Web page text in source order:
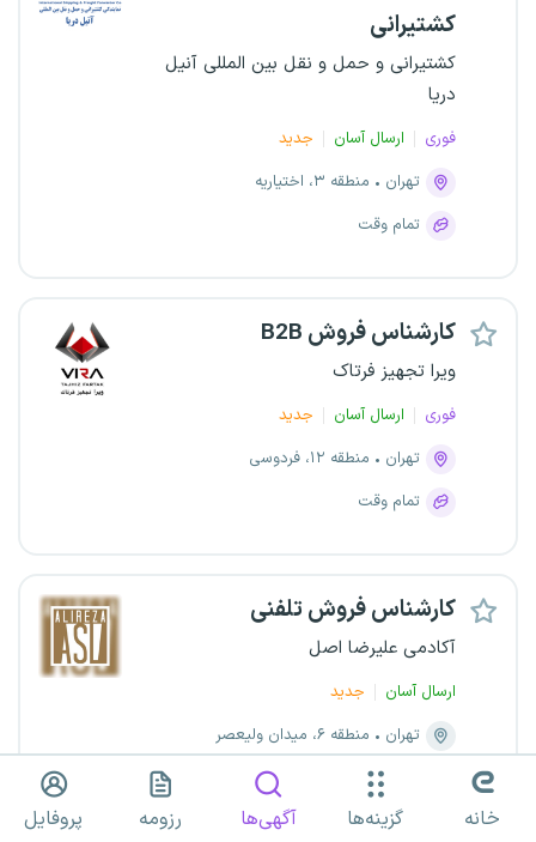
کشتیرانی
کشتیرانی و حمل و نقل بین المللی آنیل
دریا
فوری ارسال آسان
جدید
تهران
منطقه ۳، اختیاریه
تمام وقت
کارشناس فروش B2B
ویرا تجهیز فرتاک
فوری ارسال آسان
جدید
تهران
منطقه ۱۲، فردوسی
تمام وقت
کارشناس فروش تلفنی
آکادمی علیرضا اصل
ارسال آسان
جدید
تهران
منطقه ۶، میدان ولیعصر
تمام وقت
۲۵ تا ۳۰ میلیون تومان خانه گزینه‌ها آگهی‌ها رزومه پروفایل